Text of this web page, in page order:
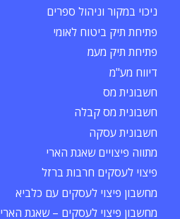
ניכוי במקור וניהול ספרים
פתיחת תיק ביטוח לאומי
פתיחת תיק מעמ
דיווח מע"מ
חשבונית מס
חשבונית מס קבלה
חשבונית עסקה
מתווה פיצויים שאגת הארי
פיצוי לעסקים חרבות ברזל
מחשבון פיצוי לעסקים עם כלביא
מחשבון פיצוי לעסקים – שאגת הארי